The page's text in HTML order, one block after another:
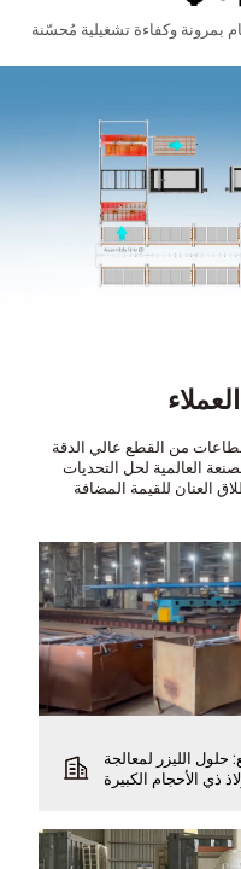
بمرونة وكفاءة تشغيلية مُحسّنة
من القطع عالي الدقة
العالمية لحل التحديات
الليزر لمعالجة
ذي الأحجام الكبيرة